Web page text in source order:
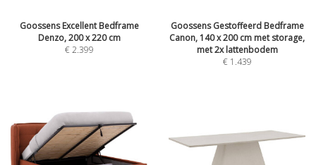
Goossens Excellent Bedframe
Denzo, 200 x 220 cm
€2.399
Goossens Gestoffeerd Bedframe
Canon, 140 x 200 cm met storage,
met 2x lattenbodem
€ 1.439